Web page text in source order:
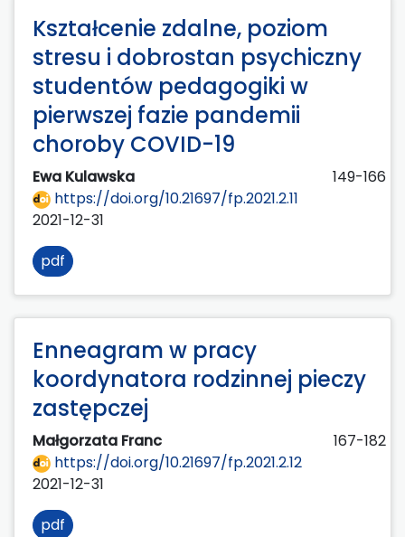
Kształcenie zdalne, poziom
stresu i dobrostan psychiczny
studentów pedagogiki w
pierwszej fazie pandemii
choroby COVID-19
Ewa Kulawska
149-166
https://doi.org/10.21697/fp.2021.2.11
2021-12-31
pdf
Enneagram w pracy
koordynatora rodzinnej pieczy
zastępczej
Małgorzata Franc
167-182
https://doi.org/10.21697/fp.2021.2.12
2021-12-31
pdf